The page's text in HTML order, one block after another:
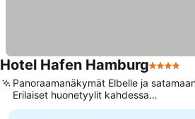
Hotel Hafen Hamburg4
Panoraamanäkymät Elbelle ja
Erilaiset huonetyylit kahdessa
rakennuksessa